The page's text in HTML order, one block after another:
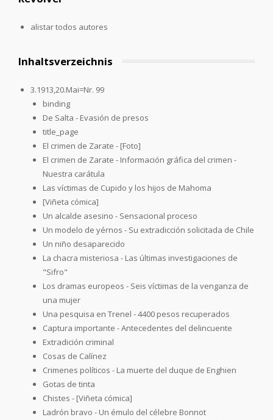
alistar todos autores
Inhaltsverzeichnis
3.1913,20.Mai=Nr. 99
binding
De Salta - Evasión de presos
title_page
El crimen de Zarate - [Foto]
El crimen de Zarate - Información gráfica del crimen -
Nuestra carátula
Las víctimas de Cupido y los hijos de Mahoma
[Viñeta cómica]
Un alcalde asesino - Sensacional proceso
Un modelo de yérnos - Su extradicción solicitada de Chile
Un niño desaparecido
La chacra misteriosa - Las últimas investigaciones de
"Sifro"
Los dramas europeos - Seis víctimas de la venganza de
una mujer
Una pesquisa en Trenel - 4400 pesos recuperados
Captura importante - Antecedentes del delincuente
Extradición criminal
Cosas de Calínez
Crimenes políticos - La muerte del duque de Enghien
Gotas de tinta
Chistes - [Viñeta cómica]
Ladrón bravo - Un émulo del célebre Bonnot